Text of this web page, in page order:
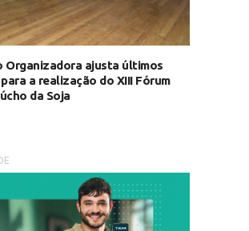
Organizadora ajusta últimos
a realização do XIII Fórum
da Soja